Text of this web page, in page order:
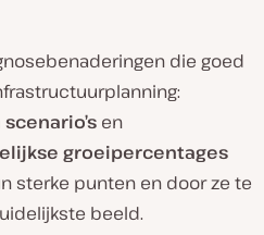
die goed
en
groeipercentages
sterke punten en door ze te
beeld.